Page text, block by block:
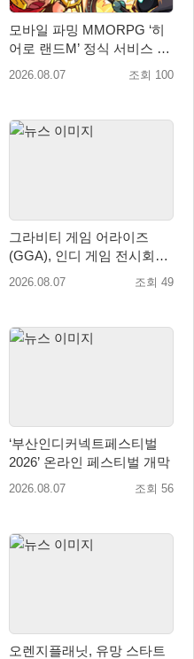
모바일 파밍 MMORPG ‘히
어로 랜드M’ 정식 서비스 돌
입
2026.08.07 조회 100
그라비티 게임 어라이즈
(GGA), 인디 게임 전시회
‘도쿄 게임 던전 13’ 참가!
2026.08.07 조회 49
‘부산인디커넥트페스티벌
2026’ 온라인 페스티벌 개막
2026.08.07 조회 56
오렌지플래닛, 유망 스타트